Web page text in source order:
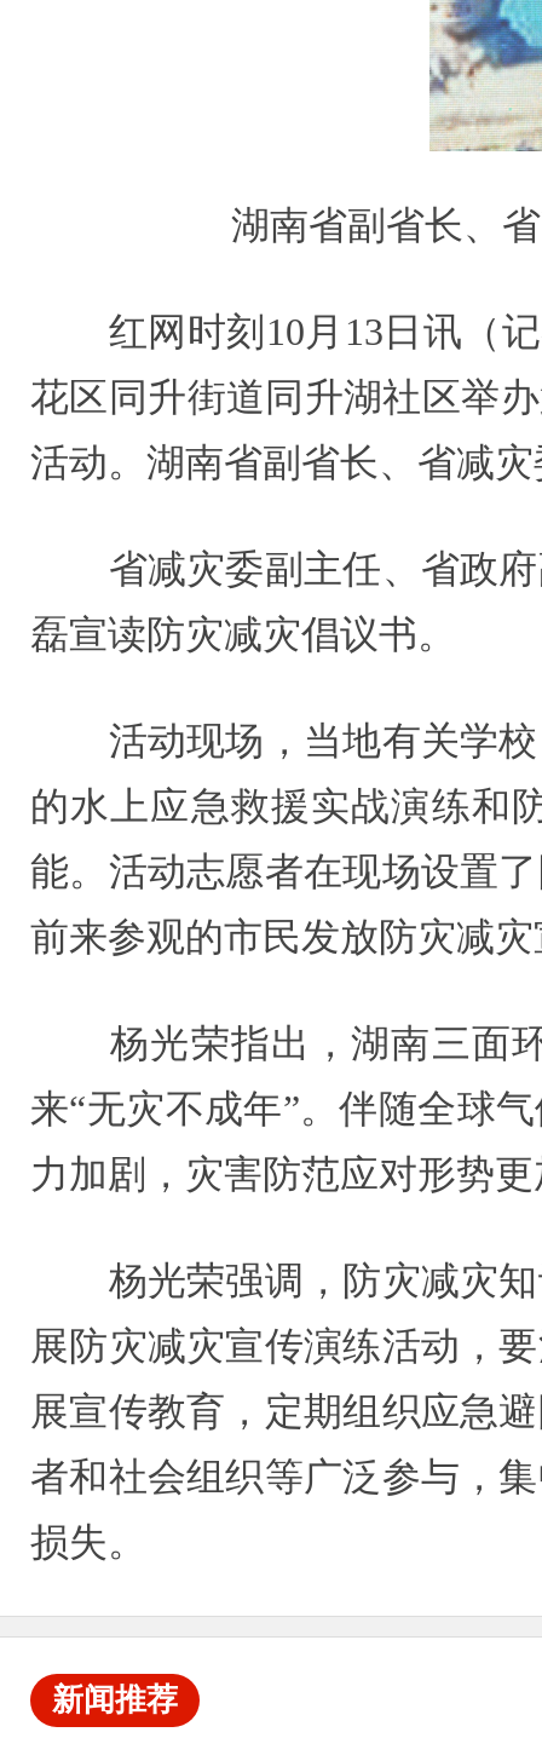
湖南省副省长、
红网时刻10月13日讯（记
花区同升街道同升湖社区举
活动。湖南省副省长、省减
省减灾委副主任、省政府
磊宣读防灾减灾倡议书。
活动现场，当地有关学校
的水上应急救援实战演练和
能。活动志愿者在现场设置
前来参观的市民发放防灾减
杨光荣指出，湖南三面环
来“无灾不成年”。伴随全球
力加剧，灾害防范应对形势
杨光荣强调，防灾减灾知
展防灾减灾宣传演练活动，
展宣传教育，定期组织应急
者和社会组织等广泛参与，
损失。
新闻推荐